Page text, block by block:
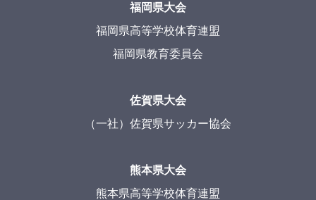
福岡県大会
福岡県高等学校体育連盟
福岡県教育委員会
佐賀県大会
（一社）佐賀県サッカー協会
熊本県大会
熊本県高等学校体育連盟